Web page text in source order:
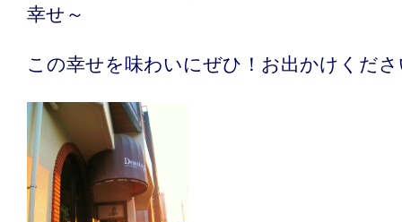
幸せ～
この幸せを味わいにぜひ！お出かけくだ